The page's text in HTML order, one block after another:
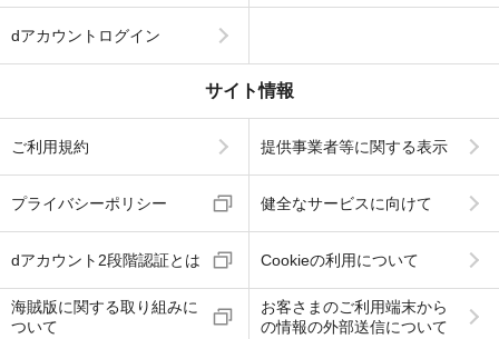
dアカウントログイン
サイト情報
ご利用規約 提供事業者等に関する表示
プライバシーポリシー 健全なサービスに向けて
dアカウント2段階認証とは Cookieの利用について
海賊版に関する取り組みに
ついて
お客さまのご利用端末から
の情報の外部送信について